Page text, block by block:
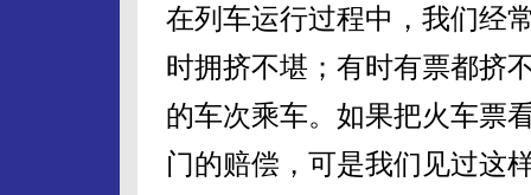
在列车运行过程中，我们经
时拥挤不堪；有时有票都挤
的车次乘车。如果把火车票
门的赔偿，可是我们见过这